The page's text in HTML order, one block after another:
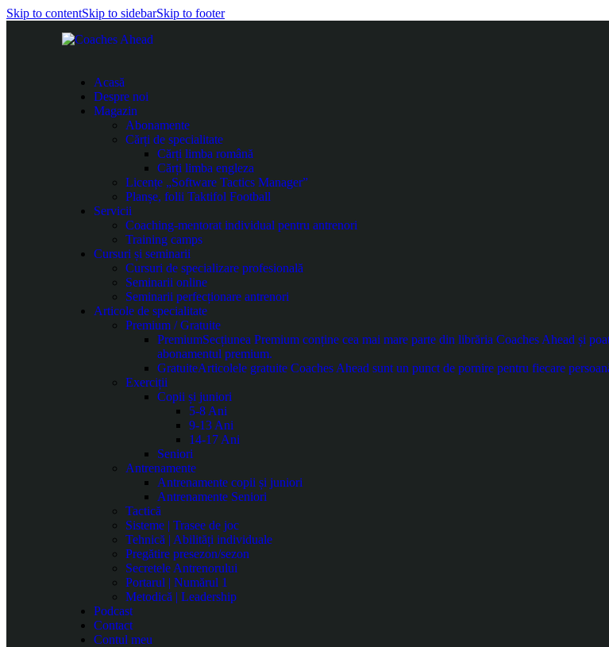
Skip to contentSkip to sidebarSkip to footer
Acasă
Despre noi
Magazin
Abonamente
Cărți de specialitate
Cărți limba română
Cărți limba engleza
Licențe „Software Tactics Manager”
Planșe, folii Taktifol Football
Servicii
Coaching-mentorat individual pentru antrenori
Training camps
Cursuri și seminarii
Cursuri de specializare profesională
Seminarii online
Seminarii perfecționare antrenori
Articole de specialitate
Premium / Gratuite
PremiumSecțiunea Premium conține cea mai mare parte din librăria Coaches Ahead și
abonamentul premium.
GratuiteArticolele gratuite Coaches Ahead sunt un punct de pornire pentru fiecare
Exerciții
Copii și juniori
5-8 Ani
9-13 Ani
14-17 Ani
Seniori
Antrenamente
Antrenamente copii și juniori
Antrenamente Seniori
Tactică
Sisteme | Trasee de joc
Tehnică | Abilități individuale
Pregătire presezon/sezon
Secretele Antrenorului
Portarul | Numărul 1
Metodică | Leadership
Podcast
Contact
Contul meu